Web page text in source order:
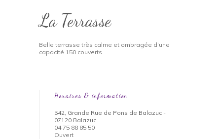
La Terrasse
Belle terrasse très calme et ombragée d’une
capacité 150 couverts.
Horaires & information
542, Grande Rue de Pons de Balazuc -
07120 Balazuc
04 75 88 85 50
Ouvert